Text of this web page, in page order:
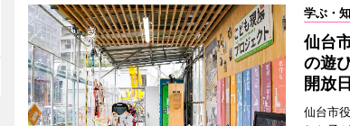
学ぶ・
仙台
の遊
開放日
仙台市